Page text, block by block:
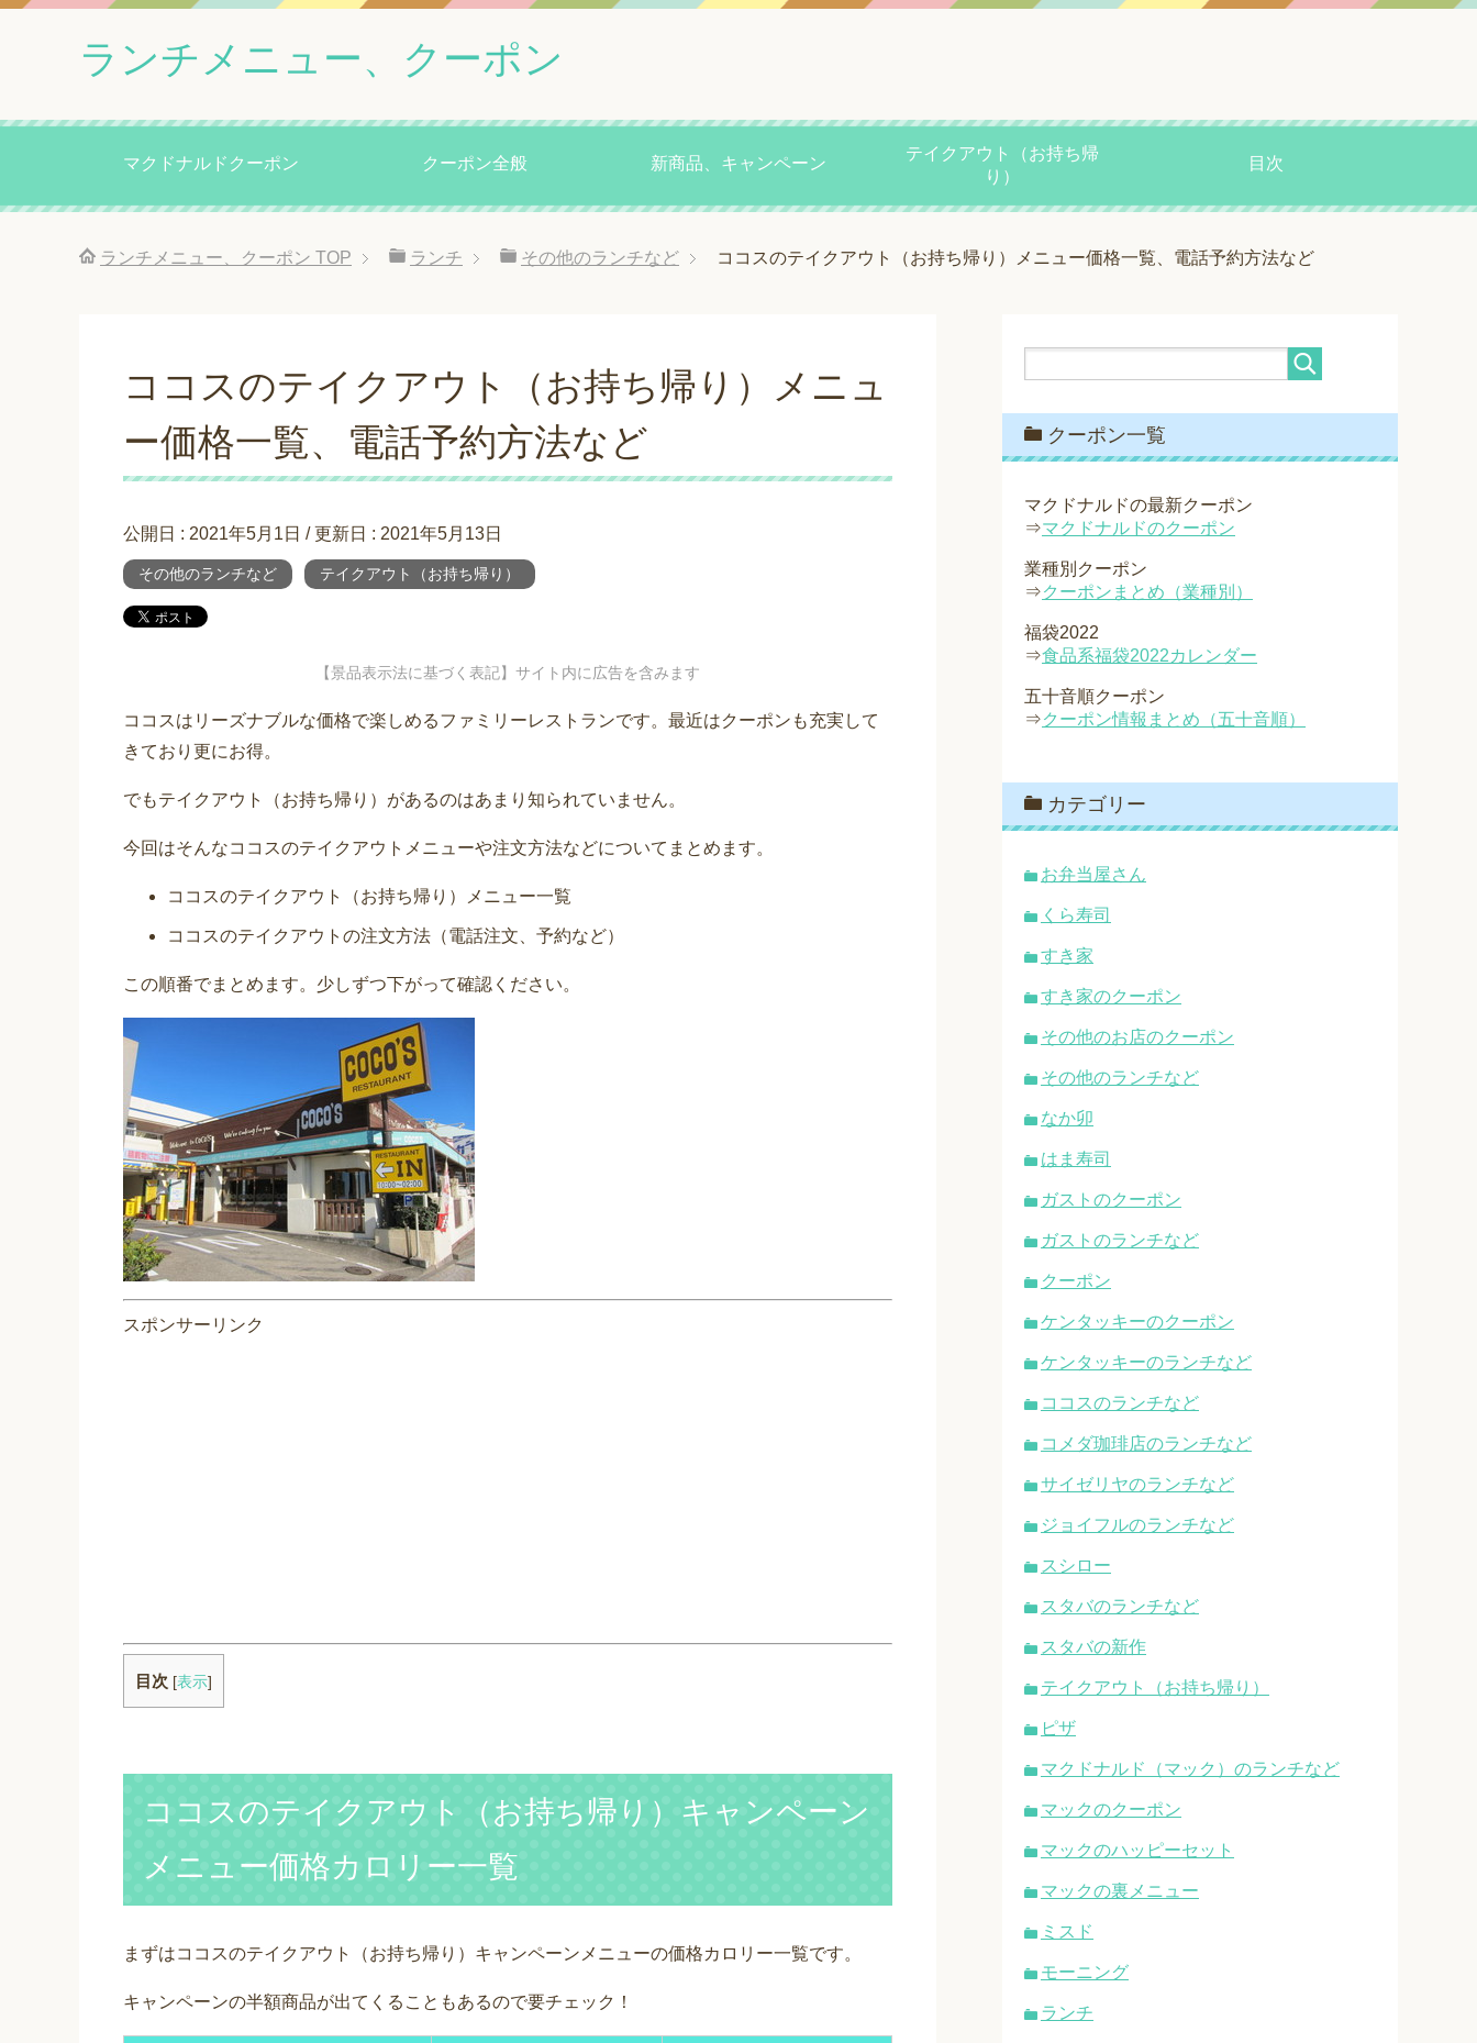
ランチメニュー、クーポン
マクドナルドクーポン クーポン全般 新商品、キャンペーン
テイクアウト（お持ち帰
り）
目次
ランチメニュー、クーポン TOP ランチ その他のランチなど ココスのテイクアウト（お持ち帰り）メニュー価格一覧、電話予約方法など
ココスのテイクアウト（お持ち帰り）メニュ
ー価格一覧、電話予約方法など
公開日 : 2021年5月1日 / 更新日 : 2021年5月13日
その他のランチなど テイクアウト（お持ち帰り）
【景品表示法に基づく表記】サイト内に広告を含みます
ココスはリーズナブルな価格で楽しめるファミリーレストランです。最近はクーポンも充実して
きており更にお得。
でもテイクアウト（お持ち帰り）があるのはあまり知られていません。
今回はそんなココスのテイクアウトメニューや注文方法などについてまとめます。
ココスのテイクアウト（お持ち帰り）メニュー一覧
ココスのテイクアウトの注文方法（電話注文、予約など）
この順番でまとめます。少しずつ下がって確認ください。
スポンサーリンク
目次 [表示]
ココスのテイクアウト（お持ち帰り）キャンペーン
メニュー価格カロリー一覧
まずはココスのテイクアウト（お持ち帰り）キャンペーンメニューの価格カロリー一覧です。
キャンペーンの半額商品が出てくることもあるので要チェック！
クーポン一覧
マクドナルドの最新クーポン
⇒マクドナルドのクーポン
業種別クーポン
⇒クーポンまとめ（業種別）
福袋2022
⇒食品系福袋2022カレンダー
五十音順クーポン
⇒クーポン情報まとめ（五十音順）
カテゴリー
お弁当屋さん
くら寿司
すき家
すき家のクーポン
その他のお店のクーポン
その他のランチなど
なか卯
はま寿司
ガストのクーポン
ガストのランチなど
クーポン
ケンタッキーのクーポン
ケンタッキーのランチなど
ココスのランチなど
コメダ珈琲店のランチなど
サイゼリヤのランチなど
ジョイフルのランチなど
スシロー
スタバのランチなど
スタバの新作
テイクアウト（お持ち帰り）
ピザ
マクドナルド（マック）のランチなど
マックのクーポン
マックのハッピーセット
マックの裏メニュー
ミスド
モーニング
ランチ